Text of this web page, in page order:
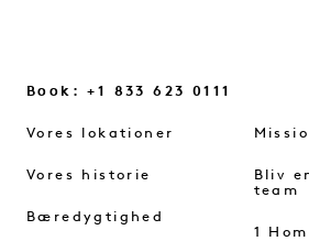
Book: +1 833 623 0111
Vores lokationer
Vores historie
Bæredygtighed
Bliv
team
1